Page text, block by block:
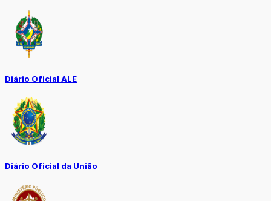
Diário Oficial ALE
Diário Oficial da União